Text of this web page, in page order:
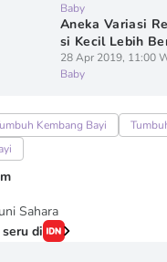
Baby
Aneka Variasi
si Kecil Lebih
28 Apr 2019, 11:00
Baby
Kembang Bayi
Sahara
di